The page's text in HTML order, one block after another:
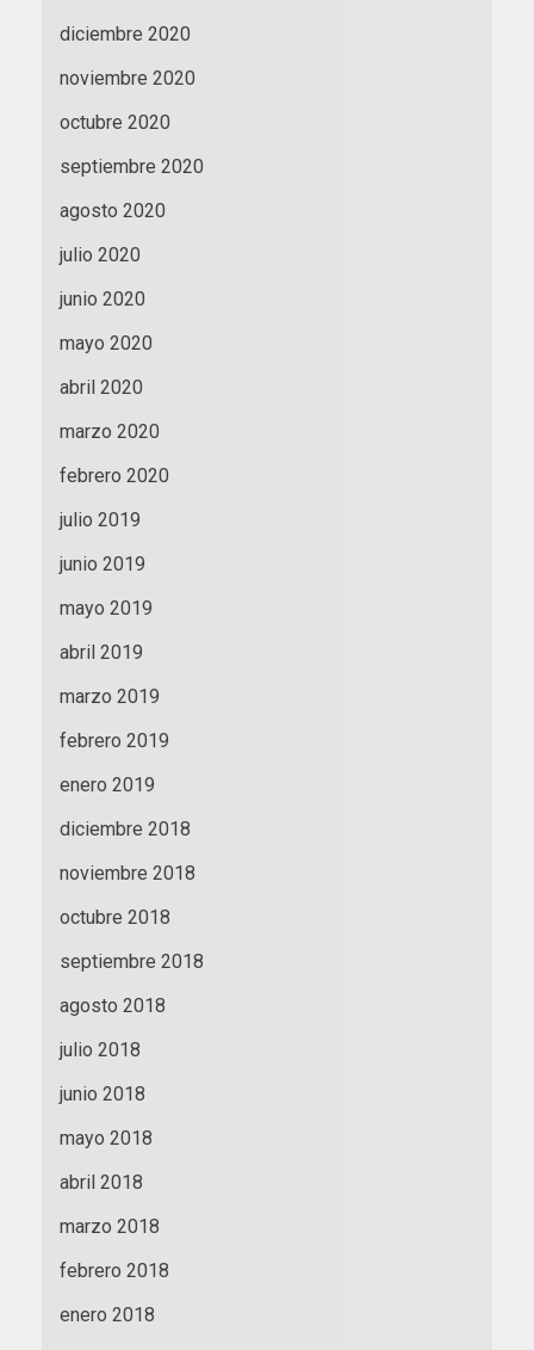
diciembre 2020
noviembre 2020
octubre 2020
septiembre 2020
agosto 2020
julio 2020
junio 2020
mayo 2020
abril 2020
marzo 2020
febrero 2020
julio 2019
junio 2019
mayo 2019
abril 2019
marzo 2019
febrero 2019
enero 2019
diciembre 2018
noviembre 2018
octubre 2018
septiembre 2018
agosto 2018
julio 2018
junio 2018
mayo 2018
abril 2018
marzo 2018
febrero 2018
enero 2018